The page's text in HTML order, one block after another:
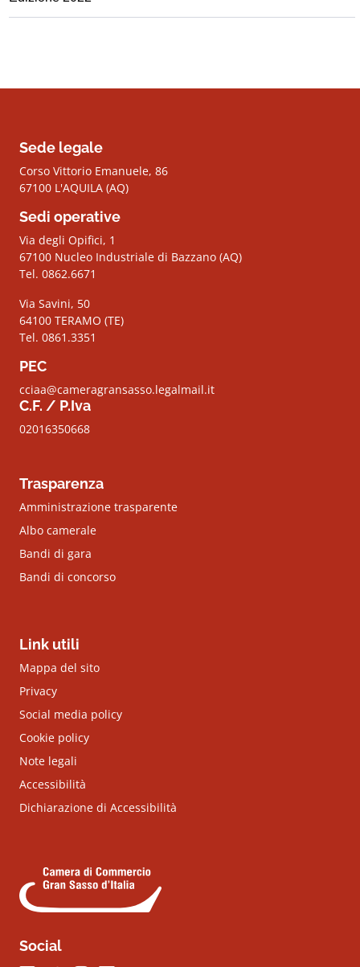
Sede legale
Corso Vittorio Emanuele, 86
67100 L'AQUILA (AQ)
Sedi operative
Via degli Opifici, 1
67100 Nucleo Industriale di Bazzano (AQ)
Tel. 0862.6671
Via Savini, 50
64100 TERAMO (TE)
Tel. 0861.3351
PEC
cciaa@cameragransasso.legalmail.it
C.F. / P.Iva
02016350668
Trasparenza
Amministrazione trasparente
Albo camerale
Bandi di gara
Bandi di concorso
Link utili
Mappa del sito
Privacy
Social media policy
Cookie policy
Note legali
Accessibilità
Dichiarazione di Accessibilità
Social